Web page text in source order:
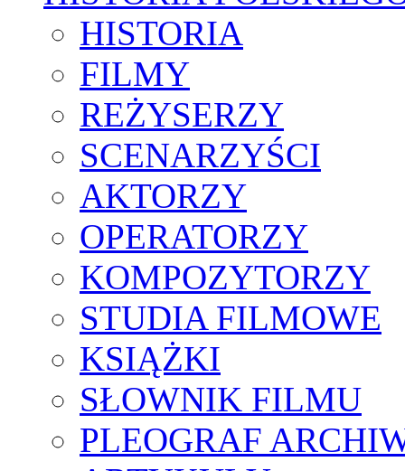
HISTORIA
FILMY
REŻYSERZY
SCENARZYŚCI
AKTORZY
OPERATORZY
KOMPOZYTORZY
STUDIA FILMOWE
KSIĄŻKI
SŁOWNIK FILMU
PLEOGRAF